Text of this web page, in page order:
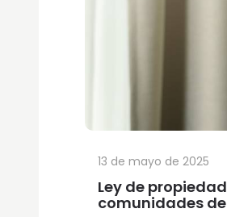
Ley de
comunidades
13 de mayo de 2025